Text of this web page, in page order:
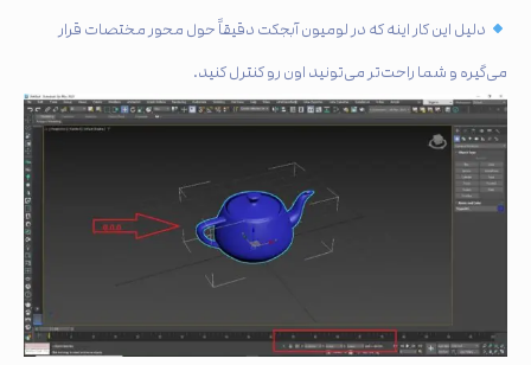
دلیل این کار اینه که در لومیون آبجکت دقیقاً حول محور مختصات قرار
می‌گیره و شما راحت‌تر می‌تونید اون رو کنترل کنید.